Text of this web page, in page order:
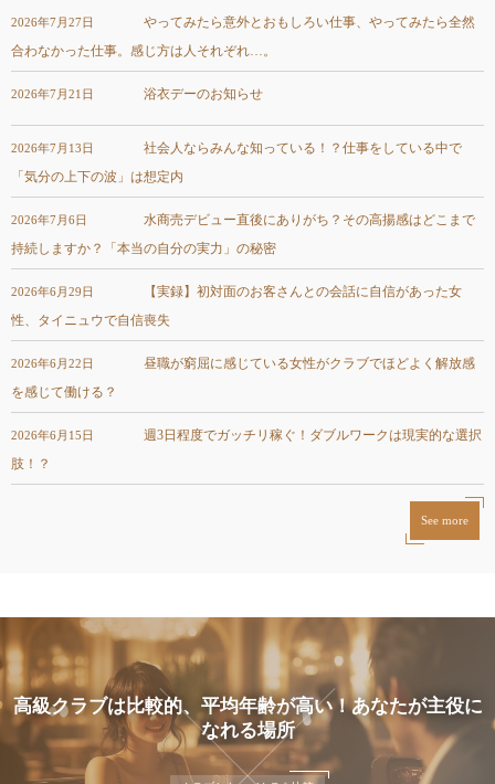
2026年7月27日
やってみたら意外とおもしろい仕事、やってみたら全然
合わなかった仕事。感じ方は人それぞれ…。
2026年7月21日 浴衣デーのお知らせ
2026年7月13日
社会人ならみんな知っている！？仕事をしている中で
「気分の上下の波」は想定内
2026年7月6日
水商売デビュー直後にありがち？その高揚感はどこまで
持続しますか？「本当の自分の実力」の秘密
2026年6月29日
【実録】初対面のお客さんとの会話に自信があった女
性、タイニュウで自信喪失
2026年6月22日
昼職が窮屈に感じている女性がクラブでほどよく解放感
を感じて働ける？
2026年6月15日
週3日程度でガッチリ稼ぐ！ダブルワークは現実的な選択
肢！？
See more
高級クラブは比較的、平均年齢が高い！あなたが主役に
なれる場所